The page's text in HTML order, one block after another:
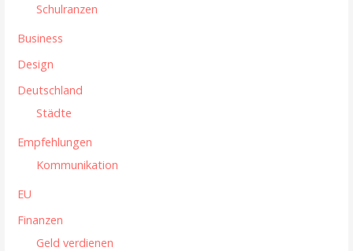
Schulranzen
Business
Design
Deutschland
Städte
Empfehlungen
Kommunikation
EU
Finanzen
Geld verdienen